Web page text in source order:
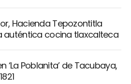
Hacienda Tepozontitla
auténtica cocina tlaxcalteca
‘La Poblanita’ de Tacubaya,